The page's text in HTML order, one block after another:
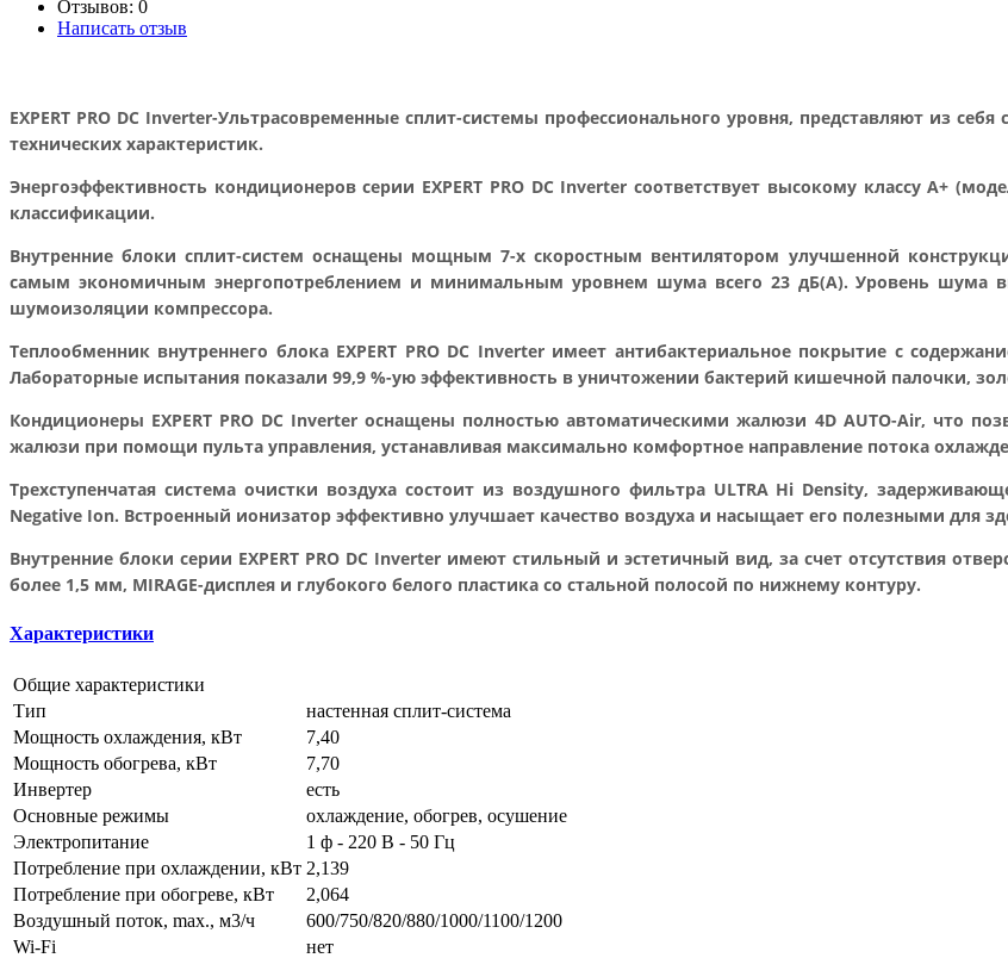
Отзывов: 0
Написать отзыв
EXPERT PRO DC Inverter-Ультрасовременные сплит-системы профессионального уровня, представляют из
технических характеристик.
Энергоэффективность кондиционеров серии EXPERT PRO DC Inverter соответствует высокому классу А+
классификации.
Внутренние блоки сплит-систем оснащены мощным 7-х скоростным вентилятором улучшенной
самым экономичным энергопотреблением и минимальным уровнем шума всего 23 дБ(А). Уровень шума
шумоизоляции компрессора.
Теплообменник внутреннего блока EXPERT PRO DC Inverter имеет антибактериальное покрытие с
Лабораторные испытания показали 99,9 %-ую эффективность в уничтожении бактерий кишечной палочки,
Кондиционеры EXPERT PRO DC Inverter оснащены полностью автоматическими жалюзи 4D AUTO-Air, что
жалюзи при помощи пульта управления, устанавливая максимально комфортное направление потока
Трехступенчатая система очистки воздуха состоит из воздушного фильтра ULTRA Hi Density,
Negative Ion. Встроенный ионизатор эффективно улучшает качество воздуха и насыщает его полезными для
Внутренние блоки серии EXPERT PRO DC Inverter имеют стильный и эстетичный вид, за счет отсутствия
более 1,5 мм, MIRAGE-дисплея и глубокого белого пластика со стальной полосой по нижнему контуру.
Характеристики
Общие характеристики
Тип
настенная сплит-система
Мощность охлаждения, кВт
7,40
Мощность обогрева, кВт
7,70
Инвертер
есть
Основные режимы
охлаждение, обогрев, осушение
Электропитание
1 ф - 220 В - 50 Гц
Потребление при охлаждении, кВт 2,139
Потребление при обогреве, кВт
2,064
Воздушный поток, max., м3/ч
600/750/820/880/1000/1100/1200
Wi-Fi
нет